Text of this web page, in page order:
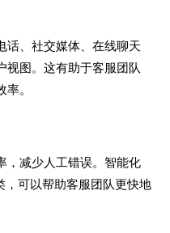
话、社交媒体、在线聊天
视图。这有助于客服团队
。
，减少人工错误。智能化
，可以帮助客服团队更快地